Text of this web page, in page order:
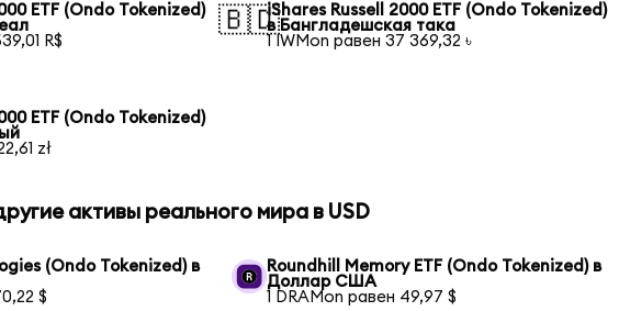
ETF (Ondo Tokenized)
R$
🇧🇩iShares Russell 2000 ETF (Ondo Tokenized)
в Бангладешская така
1 IWMon равен 37 369,32 ৳
ETF (Ondo Tokenized)
zł
активы реального мира в USD
(Ondo Tokenized) в
$
Roundhill Memory ETF (Ondo Tokenized) в
Доллар США
1 DRAMon равен 49,97 $